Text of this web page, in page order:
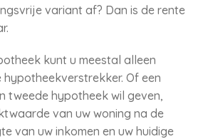
variant af? Dan is de rente
kunt u meestal alleen
Of een
tweede hypotheek wil geven,
van uw woning na de
van uw inkomen en uw huidige